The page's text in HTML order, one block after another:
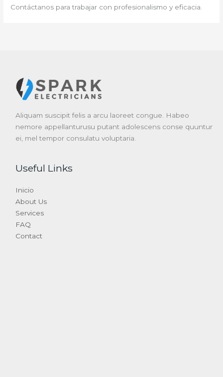
Contáctanos para trabajar con profesionalismo y eficacia.
Aliquam suscipit felis a arcu laoreet congue. Habeo
nemore appellanturusu putant adolescens conse quuntur
ei, mel tempor consulatu voluptaria.
Useful Links
Inicio
About Us
Services
FAQ
Contact